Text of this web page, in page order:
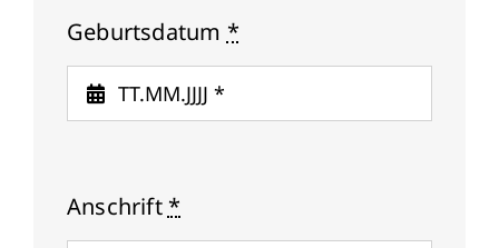
Geburtsdatum *
Anschrift *